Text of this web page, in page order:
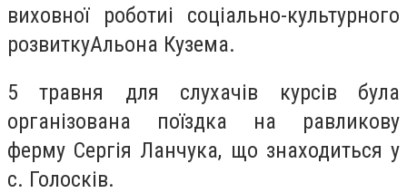
виховної роботиі соціально-культурного
розвиткуАльона Кузема.
5 травня для слухачів курсів була
організована поїздка на равликову
ферму Сергія Ланчука, що знаходиться у
с. Голосків.